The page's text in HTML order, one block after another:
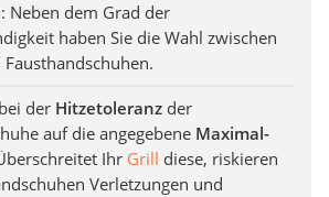
Neben dem Grad der
haben Sie die Wahl zwischen
der Hitzetoleranz der
auf die angegebene Maximal-
Ihr Grill diese, riskieren
Verletzungen und